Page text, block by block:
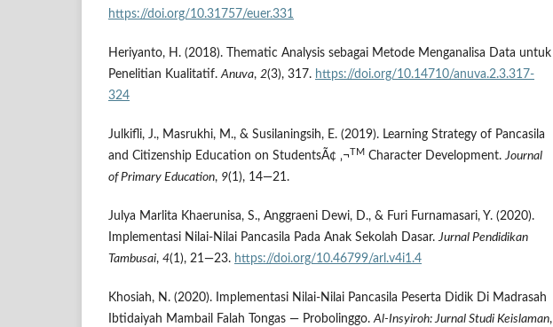
https://doi.org/10.31757/euer.331
Heriyanto, H. (2018). Thematic Analysis sebagai Metode Menganalisa Data untuk
Penelitian Kualitatif.Anuva, 2(3), 317. https://doi.org/10.14710/anuva.2.3.317-
324
Julkifli, J., Masrukhi, M., & Susilaningsih, E. (2019). Learning Strategy of Pancasila
and Citizenship Education on StudentsÃ¢ ‚¬ TM Character Development.Journal
of Primary Education, 9(1), 14—21.
Julya Marlita Khaerunisa, S., Anggraeni Dewi, D., & Furi Furnamasari, Y. (2020).
Implementasi Nilai-Nilai Pancasila Pada Anak Sekolah Dasar.Jurnal Pendidikan
Tambusai, 4(1), 21—23. https://doi.org/10.46799/arl.v4i1.4
Khosiah, N. (2020). Implementasi Nilai-Nilai Pancasila Peserta Didik Di Madrasah
Ibtidaiyah Mambail Falah Tongas — Probolinggo.Al-Insyiroh: Jurnal Studi Keislaman,